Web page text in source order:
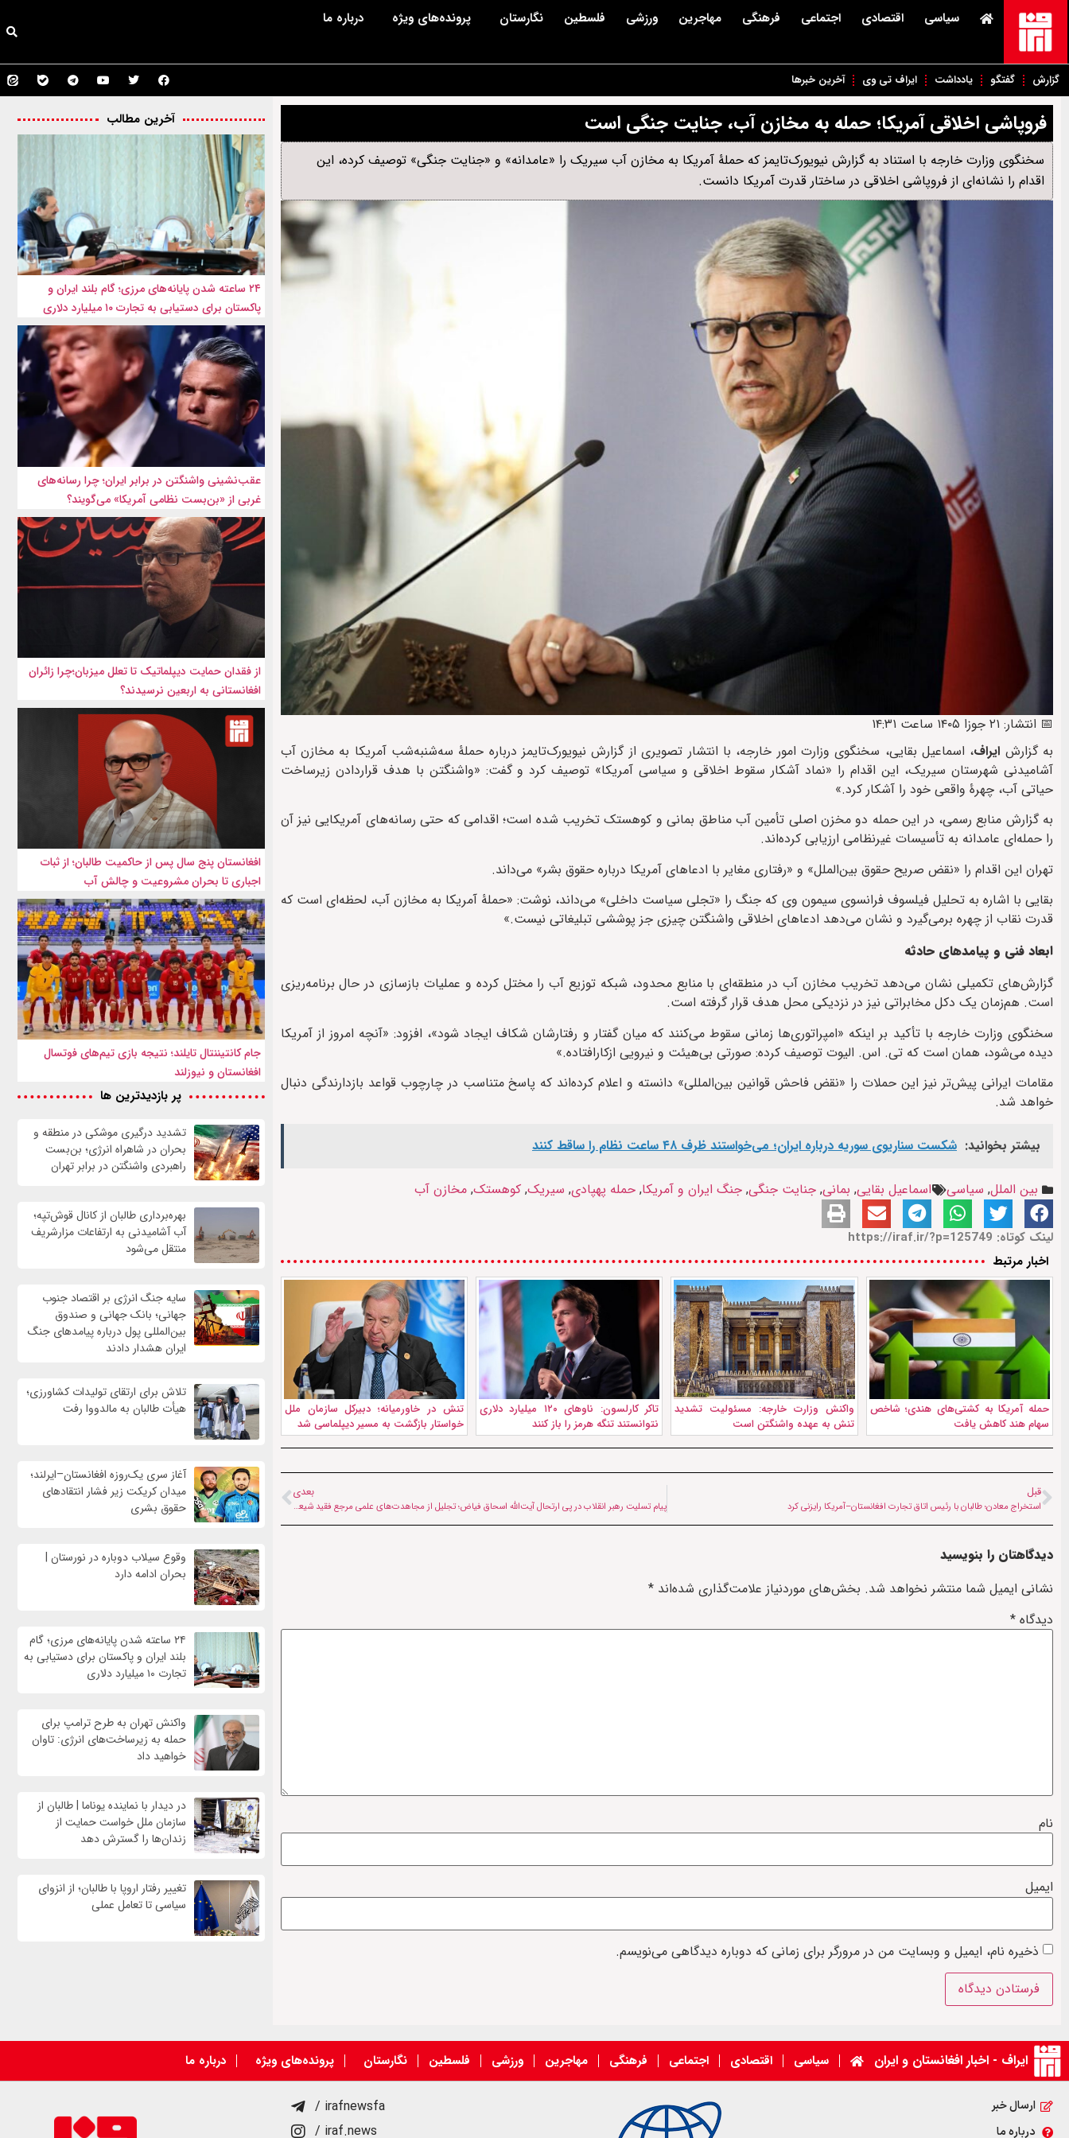
سیاسی اقتصادی اجتماعی فرهنگی مهاجرین ورزشی فلسطین نگارستان پرونده‌های ویژه درباره ما
گزارش گفتگو یادداشت ایراف تی وی آخرین خبرها
فروپاشی اخلاقی آمریکا؛ حمله به مخازن آب، جنایت جنگی است
سخنگوی وزارت خارجه با استناد به گزارش نیویورک‌تایمز که حملۀ آمریکا به مخازن آب سیریک را «عامدانه» و «جنایت جنگی» توصیف کرده، این
اقدام را نشانه‌ای از فروپاشی اخلاقی در ساختار قدرت آمریکا دانست.
📅 انتشار: ۲۱ جوزا ۱۴۰۵ ساعت ۱۴:۳۱
به گزارش ایراف، اسماعیل بقایی، سخنگوی وزارت امور خارجه، با انتشار تصویری از گزارش نیویورک‌تایمز درباره حملۀ سه‌شنبه‌شب آمریکا به مخازن آب
آشامیدنی شهرستان سیریک، این اقدام را «نماد آشکار سقوط اخلاقی و سیاسی آمریکا» توصیف کرد و گفت: «واشنگتن با هدف قراردادن زیرساخت
حیاتی آب، چهرۀ واقعی خود را آشکار کرد.»
به گزارش منابع رسمی، در این حمله دو مخزن اصلی تأمین آب مناطق بمانی و کوهستک تخریب شده است؛ اقدامی که حتی رسانه‌های آمریکایی نیز آن
را حمله‌ای عامدانه به تأسیسات غیرنظامی ارزیابی کرده‌اند.
تهران این اقدام را «نقض صریح حقوق بین‌الملل» و «رفتاری مغایر با ادعاهای آمریکا درباره حقوق بشر» می‌داند.
بقایی با اشاره به تحلیل فیلسوف فرانسوی سیمون وی که جنگ را «تجلی سیاست داخلی» می‌داند، نوشت: «حملۀ آمریکا به مخازن آب، لحظه‌ای است که
قدرت نقاب از چهره برمی‌گیرد و نشان می‌دهد ادعاهای اخلاقی واشنگتن چیزی جز پوششی تبلیغاتی نیست.»
ابعاد فنی و پیامدهای حادثه
گزارش‌های تکمیلی نشان می‌دهد تخریب مخازن آب در منطقه‌ای با منابع محدود، شبکه توزیع آب را مختل کرده و عملیات بازسازی در حال برنامه‌ریزی
است. هم‌زمان یک دکل مخابراتی نیز در نزدیکی محل هدف قرار گرفته است.
سخنگوی وزارت خارجه با تأکید بر اینکه «امپراتوری‌ها زمانی سقوط می‌کنند که میان گفتار و رفتارشان شکاف ایجاد شود»، افزود: «آنچه امروز از آمریکا
دیده می‌شود، همان است که تی. اس. الیوت توصیف کرده: صورتی بی‌هیئت و نیرویی ازکارافتاده.»
مقامات ایرانی پیش‌تر نیز این حملات را «نقض فاحش قوانین بین‌المللی» دانسته و اعلام کرده‌اند که پاسخ متناسب در چارچوب قواعد بازدارندگی دنبال
خواهد شد.
بیشتر بخوانید: شکست سناریوی سوریه درباره ایران؛ می‌خواستند ظرف ۴۸ ساعت نظام را ساقط کنند
بین الملل, سیاسی اسماعیل بقایی, بمانی, جنایت جنگی, جنگ ایران و آمریکا, حمله پهپادی, سیریک, کوهستک, مخازن آب
لینک کوتاه: https://iraf.ir/?p=125749
اخبار مرتبط
حمله آمریکا به کشتی‌های هندی؛ شاخص
سهام هند کاهش یافت
واکنش وزارت خارجه: مسئولیت تشدید
تنش به عهده واشنگتن است
تاکر کارلسون: ناوهای ۱۲۰ ميليارد دلاری
نتوانستند تنگه هرمز را باز کنند
تنش در خاورمیانه؛ دبیرکل سازمان ملل
خواستار بازگشت به مسیر دیپلماسی شد
قبل
استخراج معادن؛ طالبان با رئیس اتاق تجارت افغانستان–آمریکا رایزنی کرد
بعدی
پیام تسلیت رهبر انقلاب در پی ارتحال آیت‌الله اسحاق فیاض؛ تجلیل از مجاهدت‌های علمی مرجع فقید شیعیان افغانستان
دیدگاهتان را بنویسید
نشانی ایمیل شما منتشر نخواهد شد. بخش‌های موردنیاز علامت‌گذاری شده‌اند *
دیدگاه *
نام
ایمیل
ذخیره نام، ایمیل و وبسایت من در مرورگر برای زمانی که دوباره دیدگاهی می‌نویسم.
آخرین مطالب
۲۴ ساعته شدن پایانه‌های مرزی؛ گام بلند ایران و
پاکستان برای دستیابی به تجارت ۱۰ میلیارد دلاری
عقب‌نشینی واشنگتن در برابر ایران؛ چرا رسانه‌های
غربی از «بن‌بست نظامی آمریکا» می‌گویند؟
از فقدان حمایت دیپلماتیک تا تعلل میزبان؛چرا زائران
افغانستانی به اربعین نرسیدند؟
افغانستان پنج سال پس از حاکمیت طالبان؛ از ثبات
اجباری تا بحران مشروعیت و چالش آب
جام کانتیننتال تایلند؛ نتیجه بازی تیم‌های فوتسال
افغانستان و نیوزلند
پر بازدیدترین ها
تشدید درگیری موشکی در منطقه و
بحران در شاهراه انرژی؛ بن‌بست
راهبردی واشنگتن در برابر تهران
بهره‌برداری طالبان از کانال قوش‌تپه؛
آب آشامیدنی به ارتفاعات مزارشریف
منتقل می‌شود
سایه جنگ انرژی بر اقتصاد جنوب
جهانی؛ بانک جهانی و صندوق
بین‌المللی پول درباره پیامدهای جنگ
ایران هشدار دادند
تلاش برای ارتقای تولیدات کشاورزی؛
هیأت طالبان به مالدووا رفت
آغاز سری یک‌روزه افغانستان–ایرلند؛
میدان کریکت زیر فشار انتقادهای
حقوق بشری
وقوع سیلاب دوباره در نورستان |
بحران ادامه دارد
۲۴ ساعته شدن پایانه‌های مرزی؛ گام
بلند ایران و پاکستان برای دستیابی به
تجارت ۱۰ میلیارد دلاری
واکنش تهران به طرح ترامپ برای
حمله به زیرساخت‌های انرژی: تاوان
خواهید داد
در دیدار با نماینده یوناما | طالبان از
سازمان ملل خواست حمایت از
زندان‌ها را گسترش دهد
تغییر رفتار اروپا با طالبان؛ از انزوای
سیاسی تا تعامل عملی
ایراف - اخبار افغانستان و ایران سیاسی اقتصادی اجتماعی فرهنگی مهاجرین ورزشی فلسطین نگارستان پرونده‌های ویژه درباره ما
ارسال خبر
درباره ما
/ irafnewsfa
/ iraf.news